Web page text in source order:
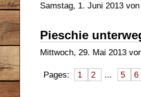
Samstag, 1. Juni 2013
Pieschie
Mittwoch, 29. Mai 2013
Pages: 1 2 ... 5 6